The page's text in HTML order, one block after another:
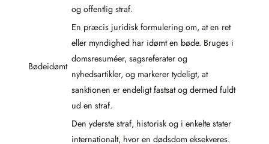
og offentlig straf.
Bødeidømt
En præcis juridisk formulering om, at en ret
eller myndighed har idømt en bøde. Bruges i
domsresuméer, sagsreferater og
nyhedsartikler, og markerer tydeligt, at
sanktionen er endeligt fastsat og dermed fuldt
ud en straf.
Den yderste straf, historisk og i enkelte stater
internationalt, hvor en dødsdom eksekveres.